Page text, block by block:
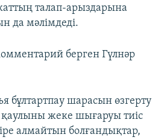
талап-арыздарына
да мәлімдеді.
берген Гүлнәр
бұлтартпау шарасын өзгерту
жеке шығаруы тиіс
алмайтын болғандықтар,